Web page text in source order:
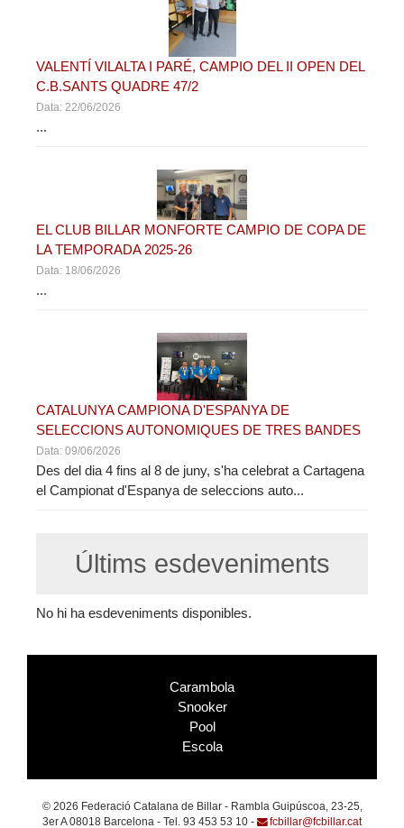
VALENTÍ VILALTA I PARÉ, CAMPIO DEL II OPEN DEL
C.B.SANTS QUADRE 47/2
Data: 22/06/2026
...
EL CLUB BILLAR MONFORTE CAMPIO DE COPA DE
LA TEMPORADA 2025-26
Data: 18/06/2026
...
CATALUNYA CAMPIONA D'ESPANYA DE
SELECCIONS AUTONOMIQUES DE TRES BANDES
Data: 09/06/2026
Des del dia 4 fins al 8 de juny, s'ha celebrat a Cartagena
el Campionat d'Espanya de seleccions auto...
Últims esdeveniments
No hi ha esdeveniments disponibles.
Carambola
Snooker
Pool
Escola
© 2026 Federació Catalana de Billar - Rambla Guipúscoa, 23-25,
3er A 08018 Barcelona - Tel. 93 453 53 10 -
fcbillar@fcbillar.cat